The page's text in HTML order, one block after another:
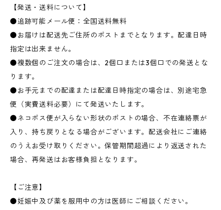
【発送・送料について】
●追跡可能メール便：全国送料無料
●お届けは配送先ご住所のポストまでとなります。配達日時
指定は出来ません。
●複数個のご注文の場合は、2個口または3個口での発送とな
ります。
●お手元までの配達または配達日時指定の場合は、別途宅急
便（実費送料必要）にて発送いたします。
●ネコポス便が入らない形状のポストの場合、不在連絡票が
入り、持ち戻りとなる場合がございます。配送会社にご連絡
のうえお受け取りください。保管期間超過により返送された
場合、再発送はお客様負担となります。
【ご注意】
●妊娠中及び薬を服用中の方は医師にご相談ください。